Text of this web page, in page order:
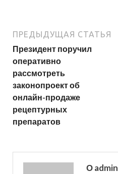
ПРЕДЫДУЩАЯ СТАТЬЯ
Президент поручил
оперативно
рассмотреть
законопроект об
онлайн-продаже
рецептурных
препаратов
О admin